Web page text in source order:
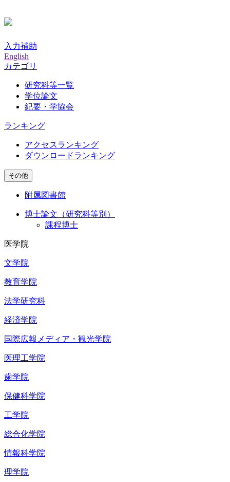
入力補助
English
カテゴリ
研究科等一覧
学位論文
紀要・学協会
ランキング
アクセスランキング
ダウンロードランキング
その他
附属図書館
博士論文（研究科等別）
課程博士
医学院
文学院
教育学院
法学研究科
経済学院
国際広報メディア・観光学院
医理工学院
歯学院
保健科学院
工学院
総合化学院
情報科学院
理学院